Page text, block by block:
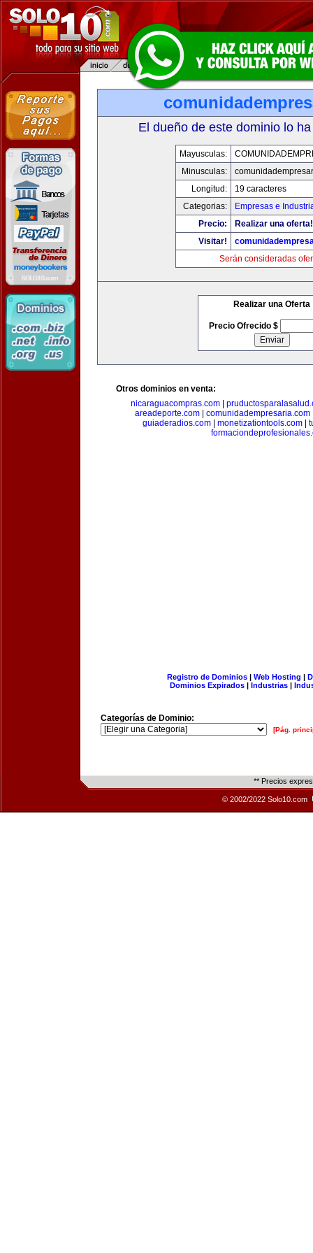
El dueño de este dominio lo
Mayusculas:
Minusculas:
Longitud:
19 caracteres
Categorias:
Empresas e
Precio:
Realizar una oferta!
Visitar!
Serán consideradas
Realizar una Oferta
Precio Ofrecido $
Otros dominios en venta:
nicaraguacompras.com
areadeporte.com| comunidadempresaria.com
guiaderadios.com| monetizationtools.com|
Registro de Dominios| Web Hosting |
Dominios Expirados | Industrias |
Categorías de Dominio:
[Pág.
** Precios
© 2002/2022 Solo10.com